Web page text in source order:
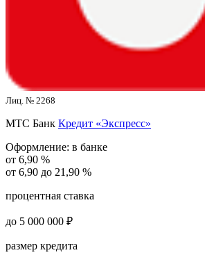
Лиц. № 2268
МТС Банк Кредит «Экспресс»
Оформление: в банке
от 6,90 %
от 6,90 до 21,90 %
процентная ставка
до 5 000 000 ₽
размер кредита